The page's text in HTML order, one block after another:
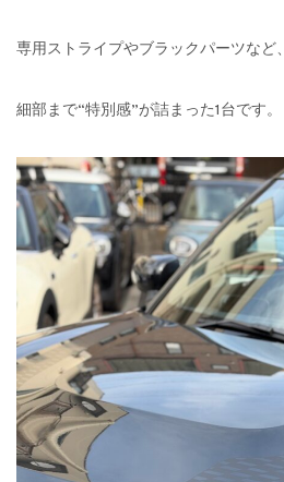
専用ストライプやブラックパーツなど、
細部まで“特別感”が詰まった1台です。